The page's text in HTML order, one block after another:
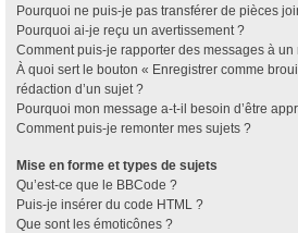
Pourquoi ne puis-je pas transférer de pièces
Pourquoi ai-je reçu un avertissement ?
Comment puis-je rapporter des messages à un
À quoi sert le bouton « Enregistrer comme
rédaction d’un sujet ?
Pourquoi mon message a-t-il besoin d’être
Comment puis-je remonter mes sujets ?
Mise en forme et types de sujets
Qu’est-ce que le BBCode ?
Puis-je insérer du code HTML ?
Que sont les émoticônes ?